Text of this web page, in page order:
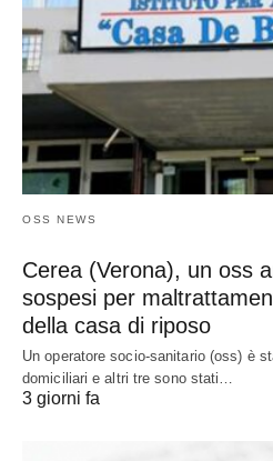
OSS NEWS
Cerea (Verona), un oss
sospesi per
della casa di riposo
Un operatore socio-sanitario (oss) è
domiciliari e altri tre sono stati…
3 giorni fa